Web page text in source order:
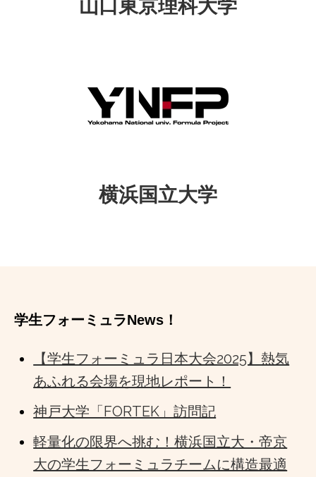
山口東京理科大学
横浜国立大学
学生フォーミュラNews！
【学生フォーミュラ日本大会2025】熱気
あふれる会場を現地レポート！
神戸大学「FORTEK」訪問記
軽量化の限界へ挑む！横浜国立大・帝京
大の学生フォーミュラチームに構造最適